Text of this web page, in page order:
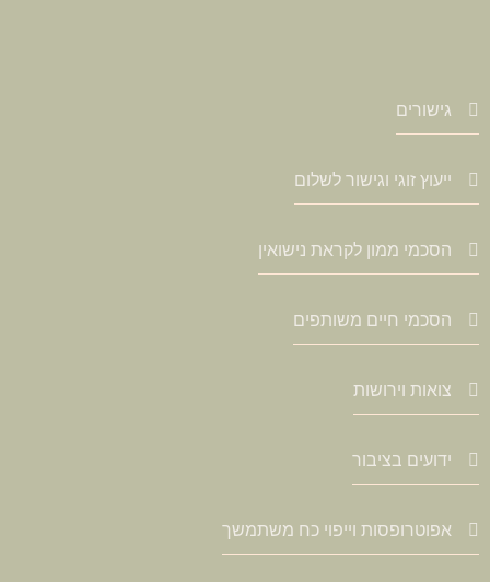
גישורים
ייעוץ זוגי וגישור לשלום
הסכמי ממון לקראת נישואין
הסכמי חיים משותפים
צואות וירושות
ידועים בציבור
אפוטרופסות וייפוי כח משתמשך